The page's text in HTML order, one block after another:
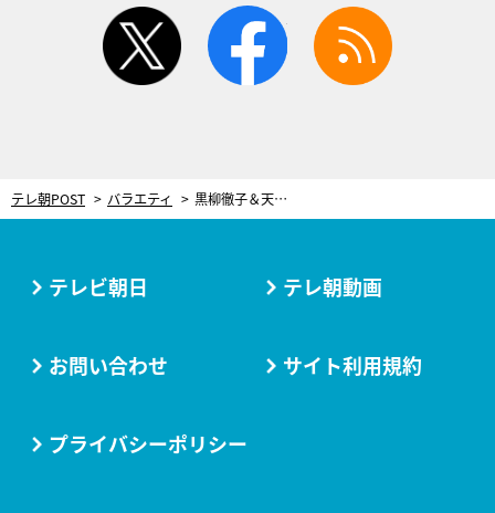
twitter facebook
テレ朝POST バラエティ 黒柳徹子＆天海祐希、超豪華ゲストが『大キョコロヒー』登場！「本気を出した特番です」
テレビ朝日 テレ朝動画
お問い合わせ サイト利用規約
プライバシーポリシー